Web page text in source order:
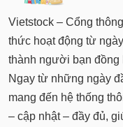
Vietstock – Cổng
thức hoạt động từ
thành người bạn đồng
Ngay từ những ngày
mang đến hệ thống
– cập nhật – đầy đủ,
chính
Dữ
liệu
tài
chính